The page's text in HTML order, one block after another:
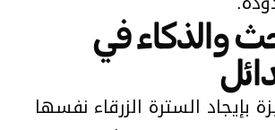
والذكاء في
بإيجاد السترة الزرقاء نفسها